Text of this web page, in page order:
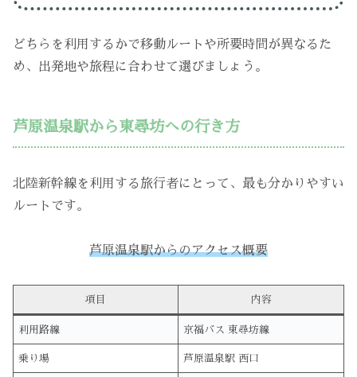
どちらを利用するかで移動ルートや所要時間が異なるた
め、出発地や旅程に合わせて選びましょう。
芦原温泉駅から東尋坊への行き方
北陸新幹線を利用する旅行者にとって、最も分かりやすい
ルートです。
芦原温泉駅からのアクセス概要
項目 内容
利用路線 京福バス 東尋坊線
乗り場 芦原温泉駅 西口